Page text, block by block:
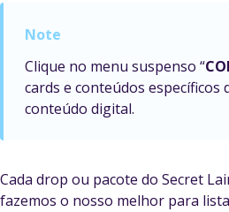
Clique no menu suspenso “
cards e conteúdos específicos
conteúdo digital.
Cada drop ou pacote do Secret
fazemos o nosso melhor para